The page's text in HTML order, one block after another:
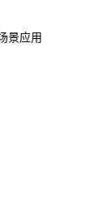
景应用